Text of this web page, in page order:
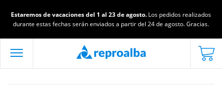
Estaremos de vacaciones del 1 al 23 de agosto. Los pedidos realizados
durante estas fechas serán enviados a partir del 24 de agosto. Gracias.